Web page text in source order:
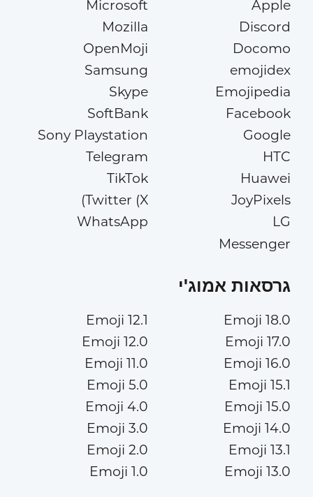
Apple
Discord
Docomo
emojidex
Emojipedia
Facebook
Google
HTC
Huawei
JoyPixels
LG
Messenger
Microsoft
Mozilla
OpenMoji
Samsung
Skype
SoftBank
Sony Playstation
Telegram
TikTok
Twitter (X)
WhatsApp
גרסאות אמוג'י
Emoji 18.0
Emoji 17.0
Emoji 16.0
Emoji 15.1
Emoji 15.0
Emoji 14.0
Emoji 13.1
Emoji 13.0
Emoji 12.1
Emoji 12.0
Emoji 11.0
Emoji 5.0
Emoji 4.0
Emoji 3.0
Emoji 2.0
Emoji 1.0